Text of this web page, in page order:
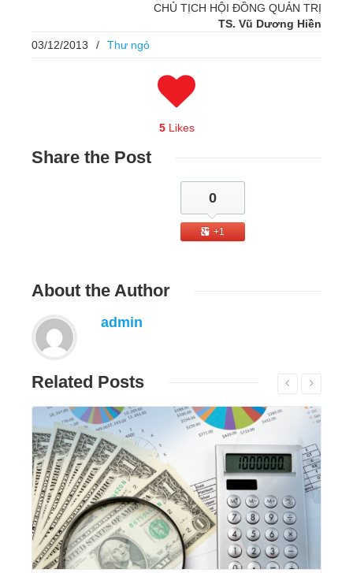
CHỦ TỊCH HỘI ĐỒNG QUẢN TRỊ
TS. Vũ Dương Hiền
03/12/2013
/ Thư ngỏ
5Likes
Share the Post
0
+1
About the Author
admin
Related Posts